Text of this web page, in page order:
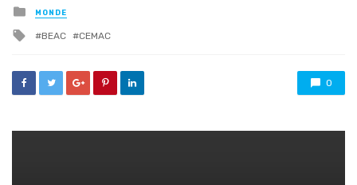
Posted
in
MONDE
Tagged
BEAC CEMAC
0